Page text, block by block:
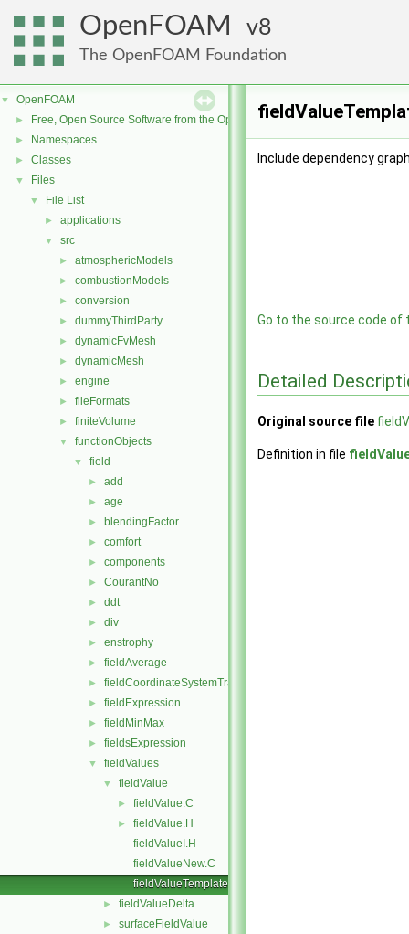
OpenFOAM 8
The OpenFOAM Foundation
▼ OpenFOAM
► Free, Open Source Software from the OpenFOAM Foundation
► Namespaces
► Classes
▼ Files
▼ File List
► applications
▼ src
► atmosphericModels
► combustionModels
► conversion
► dummyThirdParty
► dynamicFvMesh
► dynamicMesh
► engine
► fileFormats
► finiteVolume
▼ functionObjects
▼ field
► add
► age
► blendingFactor
► comfort
► components
► CourantNo
► ddt
► div
► enstrophy
► fieldAverage
► fieldCoordinateSystemTransform
► fieldExpression
► fieldMinMax
► fieldsExpression
▼ fieldValues
▼ fieldValue
► fieldValue.C
►
fieldValue.H
fieldValueI.H
fieldValueNew.C
fieldValueTemplates.C
► fieldValueDelta
► surfaceFieldValue
Include dependency
Go to the source code of
Detailed
Original source file
Definition in file